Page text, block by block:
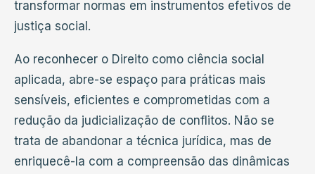
transformar normas em instrumentos efetivos de
justiça social.
Ao reconhecer o Direito como ciência social
aplicada, abre-se espaço para práticas mais
sensíveis, eficientes e comprometidas com a
redução da judicialização de conflitos. Não se
trata de abandonar a técnica jurídica, mas de
enriquecê-la com a compreensão das dinâmicas